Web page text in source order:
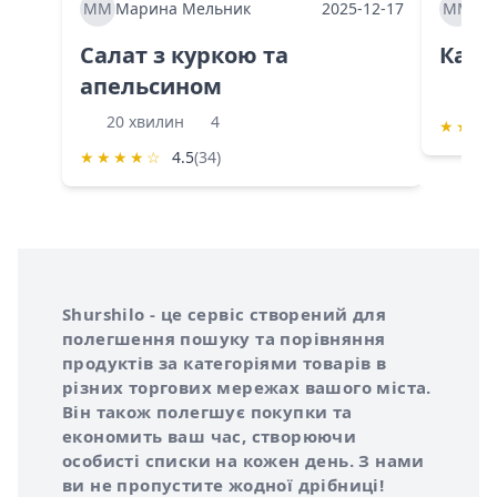
ММ Марина Мельник 2025-12-17
Салат з куркою та
апельсином
20 хвилин
4
★ ★ ★ ★ ☆ 4.5(34)
ММ
★ ★
Про сервіс Shurshilo
Shurshilo - це сервіс створений для
полегшення пошуку та порівняння
продуктів за категоріями товарів в
різних торгових мережах вашого міста.
Він також полегшує покупки та
економить ваш час, створюючи
особисті списки на кожен день. З нами
ви не пропустите жодної дрібниці!